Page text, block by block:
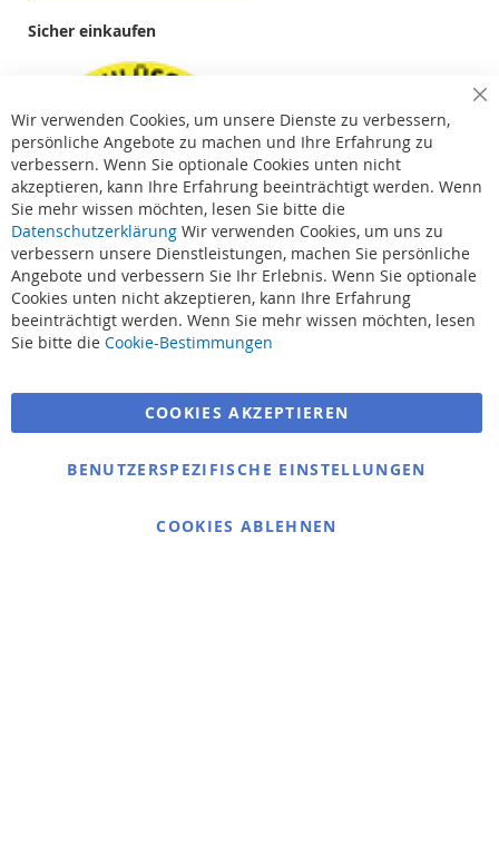
Sicher einkaufen
Suchbegriffe
Bestellungen und Rücksendungen
Kontaktieren Sie uns
Cookie Einstellungen
Wir verwenden Cookies, um unsere Dienste zu verbessern,
persönliche Angebote zu machen und Ihre Erfahrung zu
verbessern. Wenn Sie optionale Cookies unten nicht
akzeptieren, kann Ihre Erfahrung beeinträchtigt werden. Wenn
Sie mehr wissen möchten, lesen Sie bitte die
Datenschutzerklärung Wir verwenden Cookies, um uns zu
verbessern unsere Dienstleistungen, machen Sie persönliche
Angebote und verbessern Sie Ihr Erlebnis. Wenn Sie optionale
Cookies unten nicht akzeptieren, kann Ihre Erfahrung
beeinträchtigt werden. Wenn Sie mehr wissen möchten, lesen
Sie bitte die Cookie-Bestimmungen
COOKIES AKZEPTIEREN
BENUTZERSPEZIFISCHE EINSTELLUNGEN
COOKIES ABLEHNEN